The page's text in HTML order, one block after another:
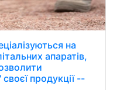
на
апаратів,
продукції --